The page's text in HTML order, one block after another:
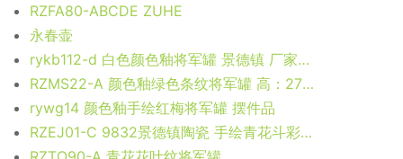
RZFA80-ABCDE ZUHE
永春壶
rykb112-d 白色颜色釉将军罐 景德镇 厂家直销艺术摆件品
RZMS22-A 颜色釉绿色条纹将军罐 高：27直径：14.5口径：底径：9.5重量：1.1KG
rywg14 颜色釉手绘红梅将军罐 摆件品
RZEJ01-C 9832景德镇陶瓷 手绘青花斗彩荷花图茶叶罐 盖罐 密封罐 规格尺寸：口径 4.6 厘米 肚径 7.6厘米 高 10.5 厘米